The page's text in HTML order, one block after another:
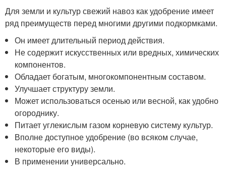
Для земли и культур свежий навоз как удобрение имеет
ряд преимуществ перед многими другими подкормками.
Он имеет длительный период действия.
Не содержит искусственных или вредных, химических
компонентов.
Обладает богатым, многокомпонентным составом.
Улучшает структуру земли.
Может использоваться осенью или весной, как удобно
огороднику.
Питает углекислым газом корневую систему культур.
Вполне доступное удобрение (во всяком случае,
некоторые его виды).
В применении универсально.